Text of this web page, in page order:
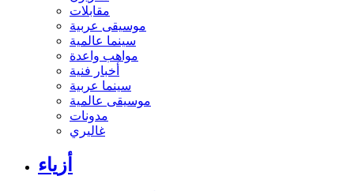
مقابلات
موسيقى عربية
سينما عالمية
مواهب واعدة
أخبار فنية
سينما عربية
موسيقى عالمية
مدونات
غاليري
أزياء